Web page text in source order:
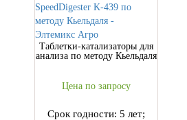
Таблетки-катализаторы для
анализа по методу Кьельдаля
Цена по запросу
Срок годности: 5 лет;